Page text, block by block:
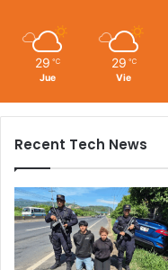
29 ℃
Jue
29 ℃
Vie
Recent Tech News